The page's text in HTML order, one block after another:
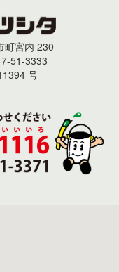
町宮内 230
51-3333
号